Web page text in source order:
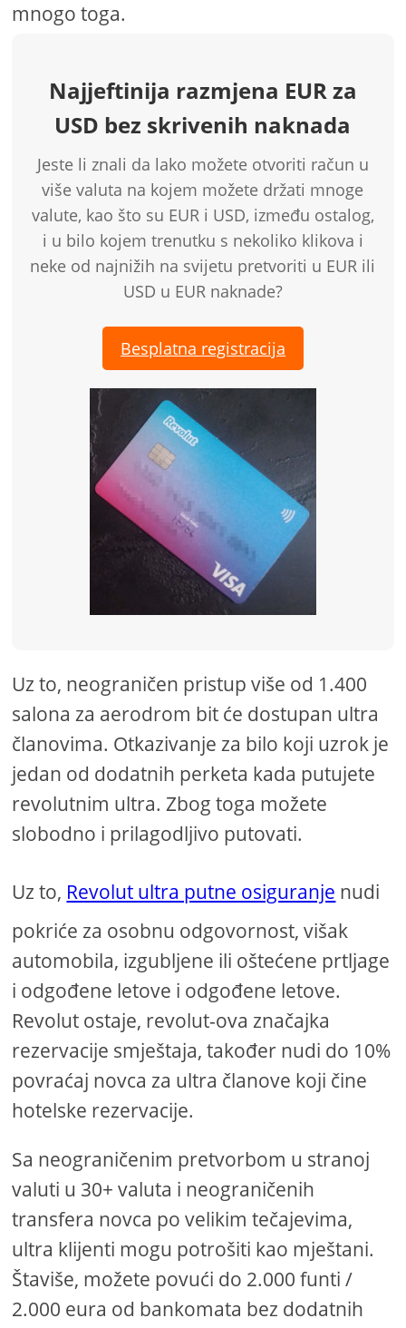
mnogo toga.
Najjeftinija razmjena EUR za
USD bez skrivenih naknada
Jeste li znali da lako možete otvoriti račun u
više valuta na kojem možete držati mnoge
valute, kao što su EUR i USD, između ostalog,
i u bilo kojem trenutku s nekoliko klikova i
neke od najnižih na svijetu pretvoriti u EUR ili
USD u EUR naknade?
Besplatna registracija
Uz to, neograničen pristup više od 1.400
salona za aerodrom bit će dostupan ultra
članovima. Otkazivanje za bilo koji uzrok je
jedan od dodatnih perketa kada putujete
revolutnim ultra. Zbog toga možete
slobodno i prilagodljivo putovati.
Uz to, Revolut ultra putne osiguranje nudi
pokriće za osobnu odgovornost, višak
automobila, izgubljene ili oštećene prtljage
i odgođene letove i odgođene letove.
Revolut ostaje, revolut-ova značajka
rezervacije smještaja, također nudi do 10%
povraćaj novca za ultra članove koji čine
hotelske rezervacije.
Sa neograničenim pretvorbom u stranoj
valuti u 30+ valuta i neograničenih
transfera novca po velikim tečajevima,
ultra klijenti mogu potrošiti kao mještani.
Štaviše, možete povući do 2.000 funti /
2.000 eura od bankomata bez dodatnih